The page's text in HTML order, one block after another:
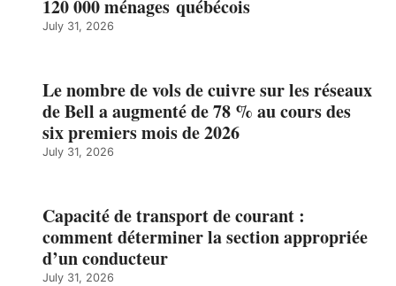
120 000 ménages québécois
July 31, 2026
Le nombre de vols de cuivre sur les réseaux
de Bell a augmenté de 78 % au cours des
six premiers mois de 2026
July 31, 2026
Capacité de transport de courant :
comment déterminer la section appropriée
d’un conducteur
July 31, 2026